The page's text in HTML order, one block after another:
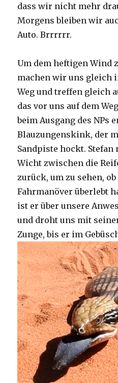
dass wir nicht mehr
Morgens bleiben wir
Auto. Brrrrrr.
Um dem heftigen Wind
machen wir uns gleich
Weg und treffen gleich
das vor uns auf dem
beim Ausgang des NPs
Blauzungenskink, der
Sandpiste hockt.
Wicht zwischen die
zurück, um zu sehen,
Fahrmanöver überlebt
ist er über unsere
und droht uns mit
Zunge, bis er im